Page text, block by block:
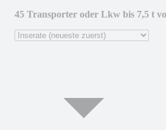
45 Transporter oder Lkw bis 7,5 t